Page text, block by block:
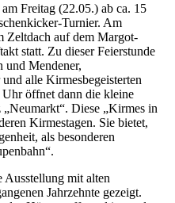
Freitag (22.05.) ab ca. 15
Turnier. Am
Zeltdach auf dem Margot-
statt. Zu dieser Feierstunde
und Mendener,
alle Kirmesbegeisterten
öffnet dann die kleine
Diese „Kirmes in
Kirmestagen. Sie bietet,
als besonderen
Ausstellung mit alten
Jahrzehnte gezeigt.